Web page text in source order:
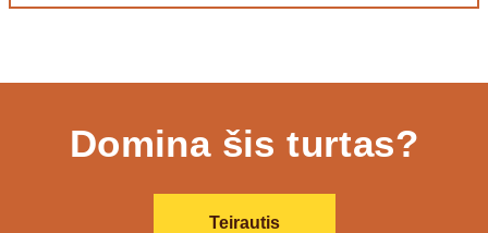
Domina šis turtas?
Teirautis